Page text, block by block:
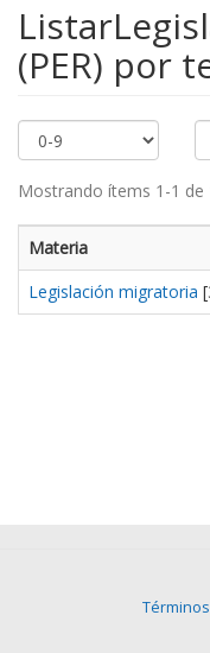
(PER) por
Mostrando ítems 1-1 de
Materia
Legislación migratoria